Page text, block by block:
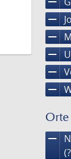
remove
remove
remove
remove
remove
Orte
remove